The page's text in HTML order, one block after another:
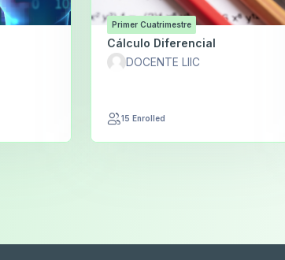
Primer Cuatrimestre
Cálculo Diferencial
DOCENTE LIIC
15 Enrolled